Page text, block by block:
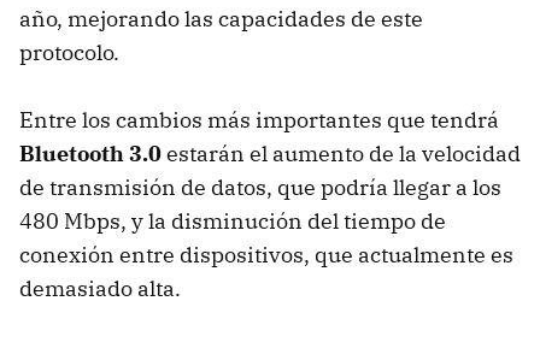
año, mejorando las capacidades de este
protocolo.
Entre los cambios más importantes que tendrá
Bluetooth 3.0estarán el aumento de la velocidad
de transmisión de datos, que podría llegar a los
480 Mbps, y la disminución del tiempo de
conexión entre dispositivos, que actualmente es
demasiado alta.